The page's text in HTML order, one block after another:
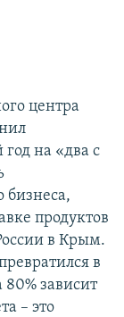
центра
год на «два с
бизнеса,
продуктов
в Крым.
в
зависит
– это